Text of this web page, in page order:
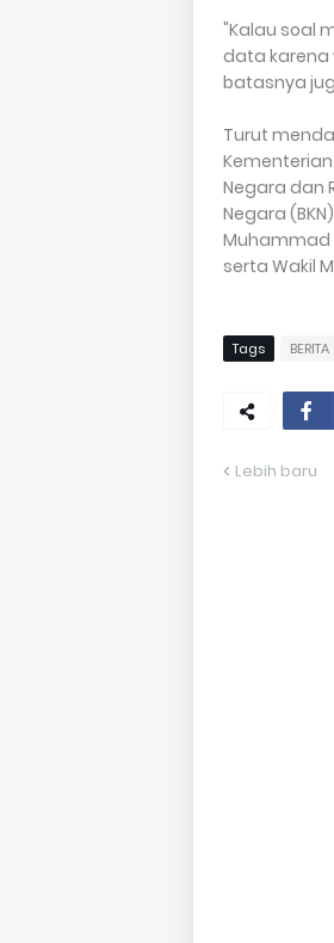
"Kalau soal
data karena
batasnya
Turut
Kementerian
Negara dan
Negara
Muhammad
serta Wakil
Tags BERITA
Lebih baru